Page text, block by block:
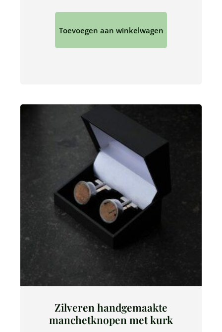
Toevoegen aan winkelwagen
Zilveren handgemaakte
manchetknopen met kurk